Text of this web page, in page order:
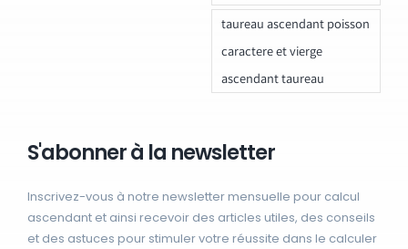
taureau ascendant poisson
caractere et vierge
ascendant taureau
S'abonner à la newsletter
Inscrivez-vous à notre newsletter mensuelle pour calcul
ascendant et ainsi recevoir des articles utiles, des conseils
et des astuces pour stimuler votre réussite dans le calculer